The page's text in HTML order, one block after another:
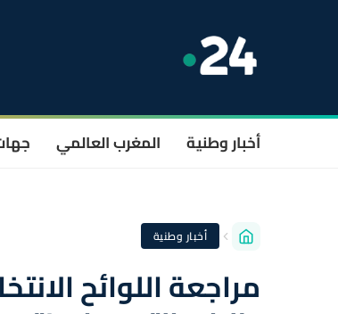
أخبار وطنية المغرب العالمي
أخبار وطنية
مراجعة اللوائح